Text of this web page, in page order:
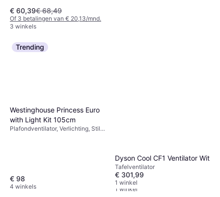
€ 60,39€ 68,49
Of 3 betalingen van € 20,13/mnd.
3 winkels
Midea Bladeless Fan with Air
Purifier MFP-120
Torenventilator
€ 130,64
1 winkel
Trending
Westinghouse Princess Euro
with Light Kit 105cm
Plafondventilator, Verlichting, Stil
€ 98
4 winkels
Dyson Cool CF1 Ventilator Wit
Tafelventilator
€ 301,99
1 winkel